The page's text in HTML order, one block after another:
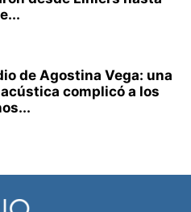
de Agostina Vega: una
complicó a los